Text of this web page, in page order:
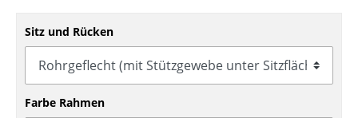
Bürodrehstühle
Konferenzstühle
Bürosessel
Sitz und Rücken
Farbe Rahmen